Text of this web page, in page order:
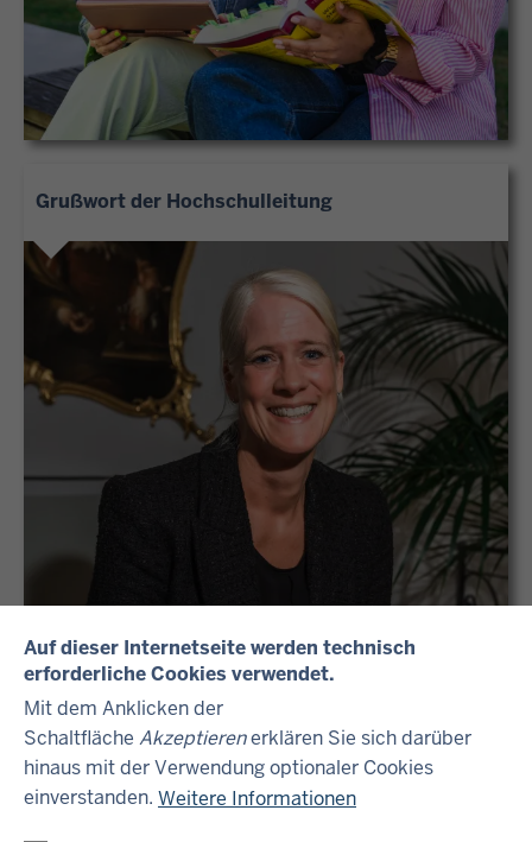
Auf dieser Internetseite werden technisch
erforderliche Cookies verwendet.
Mit dem Anklicken der
Schaltfläche Akzeptierenerklären Sie sich darüber
hinaus mit der Verwendung optionaler Cookies
einverstanden. Weitere Informationen
Grußwort der Hochschulleitung
NEUIGKEITEN